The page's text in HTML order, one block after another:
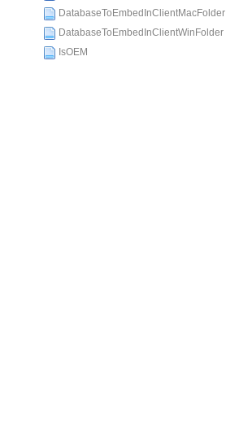
DatabaseToEmbedInClientMacFolder
DatabaseToEmbedInClientWinFolder
IsOEM